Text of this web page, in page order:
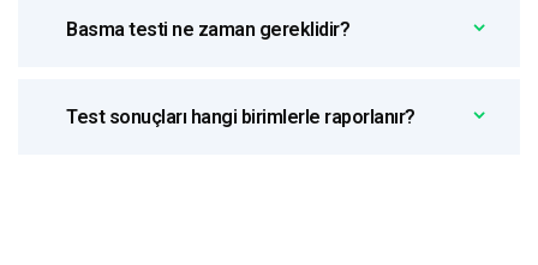
Basma testi ne zaman gereklidir?
Test sonuçları hangi birimlerle raporlanır?